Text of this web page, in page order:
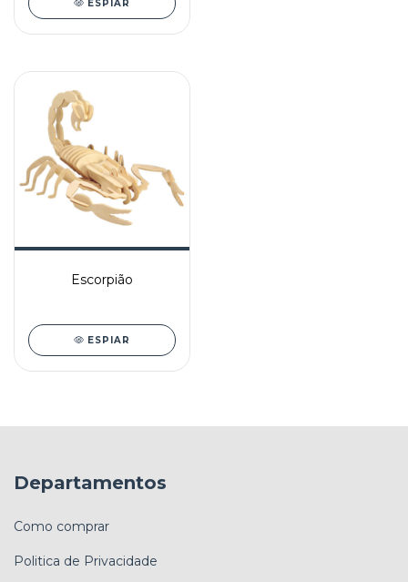
ESPIAR
Escorpião
ESPIAR
Departamentos
Como comprar
Politica de Privacidade